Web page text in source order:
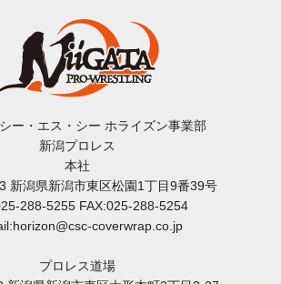
ー・エス・シー ホライズン事業部
新潟プロレス
本社
新潟県新潟市東区松園1丁目9番39号
288-5255 FAX:025-288-5254
coverwrap.co.jp
プロレス道場